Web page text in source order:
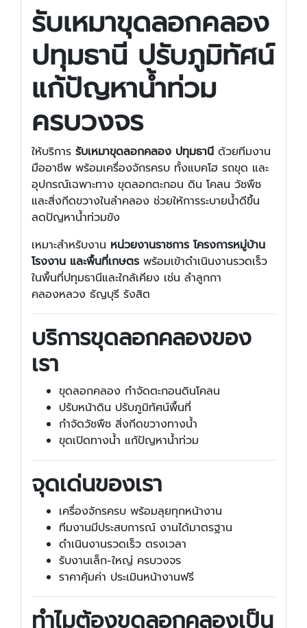
รับเหมาขุดลอกคลอง
ปทุมธานี ปรับภูมิทัศน์
แก้ปัญหาน้ำท่วม
ครบวงจร
ให้บริการ รับเหมาขุดลอกคลอง ปทุมธานี ด้วยทีมงาน
มืออาชีพ พร้อมเครื่องจักรครบ ทั้งแบคโฮ รถขุด และ
อุปกรณ์เฉพาะทาง ขุดลอกตะกอน ดิน โคลน วัชพืช
และสิ่งกีดขวางในลำคลอง ช่วยให้การระบายน้ำดีขึ้น
ลดปัญหาน้ำท่วมขัง
เหมาะสำหรับงาน หน่วยงานราชการ โครงการหมู่บ้าน
โรงงาน และพื้นที่เกษตร พร้อมเข้าดำเนินงานรวดเร็ว
ในพื้นที่ปทุมธานีและใกล้เคียง เช่น ลำลูกกา
คลองหลวง ธัญบุรี รังสิต
บริการขุดลอกคลองของ
เรา
ขุดลอกคลอง กำจัดตะกอนดินโคลน
ปรับหน้าดิน ปรับภูมิทัศน์พื้นที่
กำจัดวัชพืช สิ่งกีดขวางทางน้ำ
ขุดเปิดทางน้ำ แก้ปัญหาน้ำท่วม
จุดเด่นของเรา
เครื่องจักรครบ พร้อมลุยทุกหน้างาน
ทีมงานมีประสบการณ์ งานได้มาตรฐาน
ดำเนินงานรวดเร็ว ตรงเวลา
รับงานเล็ก-ใหญ่ ครบวงจร
ราคาคุ้มค่า ประเมินหน้างานฟรี
ทำไมต้องขุดลอกคลองเป็น